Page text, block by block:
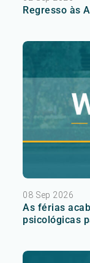
Regresso às
08 Sep 2026
As férias
psicológicas